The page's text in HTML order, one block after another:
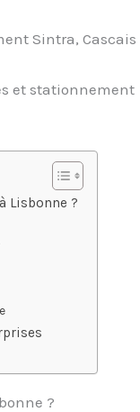
Sintra, Cascais
et stationnement
Lisbonne ?
?